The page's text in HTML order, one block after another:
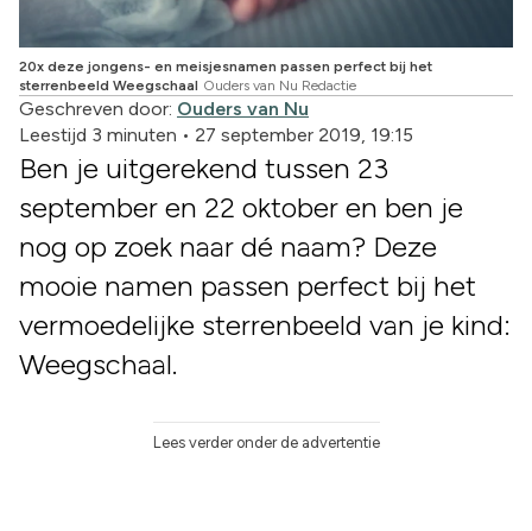
20x deze jongens- en meisjesnamen passen perfect bij het
sterrenbeeld Weegschaal Ouders van Nu Redactie
Geschreven door: Ouders van Nu
Leestijd 3 minuten • 27 september 2019, 19:15
Ben je uitgerekend tussen 23
september en 22 oktober en ben je
nog op zoek naar dé naam? Deze
mooie namen passen perfect bij het
vermoedelijke sterrenbeeld van je kind:
Weegschaal.
Lees verder onder de advertentie